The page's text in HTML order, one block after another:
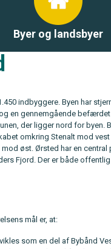
Byer og landsbyer
indbyggere. Byen har
en gennemgående
der ligger nord for byen.
omkring Stenalt mod
øst. Ørsted har en central
Fjord. Der er både
mål er, at:
som en del af Bybånd